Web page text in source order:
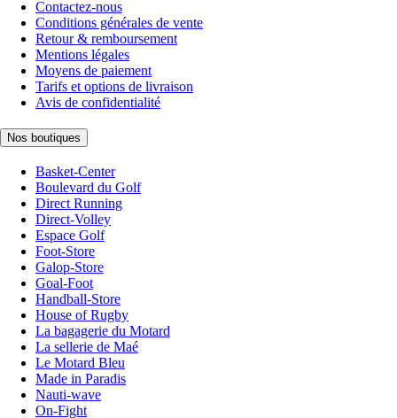
Contactez-nous
Conditions générales de vente
Retour & remboursement
Mentions légales
Moyens de paiement
Tarifs et options de livraison
Avis de confidentialité
Nos boutiques
Basket-Center
Boulevard du Golf
Direct Running
Direct-Volley
Espace Golf
Foot-Store
Galop-Store
Goal-Foot
Handball-Store
House of Rugby
La bagagerie du Motard
La sellerie de Maé
Le Motard Bleu
Made in Paradis
Nauti-wave
On-Fight